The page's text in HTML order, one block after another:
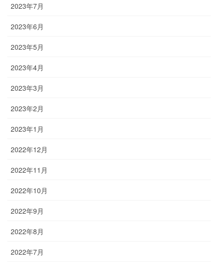
2023年7月
2023年6月
2023年5月
2023年4月
2023年3月
2023年2月
2023年1月
2022年12月
2022年11月
2022年10月
2022年9月
2022年8月
2022年7月